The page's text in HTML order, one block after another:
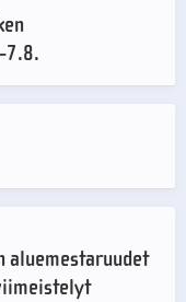
7.8.
aluemestaruudet